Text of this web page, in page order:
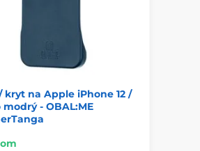
kryt na Apple iPhone 12 /
modrý - OBAL:ME